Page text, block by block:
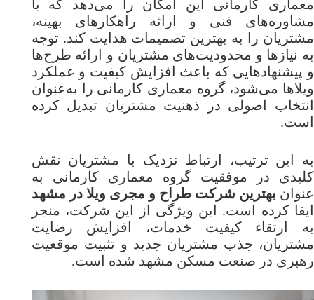
معماری کارمانی این امکان را می‌دهد که با
مشاوره‌های فنی و ارائه راهکارهای بهینه،
مشتریان را به بهترین تصمیمات هدایت کند. توجه
به نیازها و محدودیت‌های مشتریان و ارائه طرح‌ها
و پیشنهادهایی که باعث افزایش کیفیت و عملکرد
ویلاها می‌شود، گروه معماری کارمانی را به‌عنوان
انتخاب اصولی در ذهنیت مشتریان تبدیل کرده
است.
به این ترتیب، ارتباط نزدیک با مشتریان نقش
کلیدی در موفقیت گروه معماری کارمانی به
عنوان بهترین شرکت طراح و مجری ویلا در مشهد
ایفا کرده است. این ویژگی از این شرکت، منجر
به ارتقاء کیفیت خدمات، افزایش رضایت
مشتریان، جذب مشتریان جدید و تثبیت موقعیت
رهبری در صنعت مسکن مشهد شده است.